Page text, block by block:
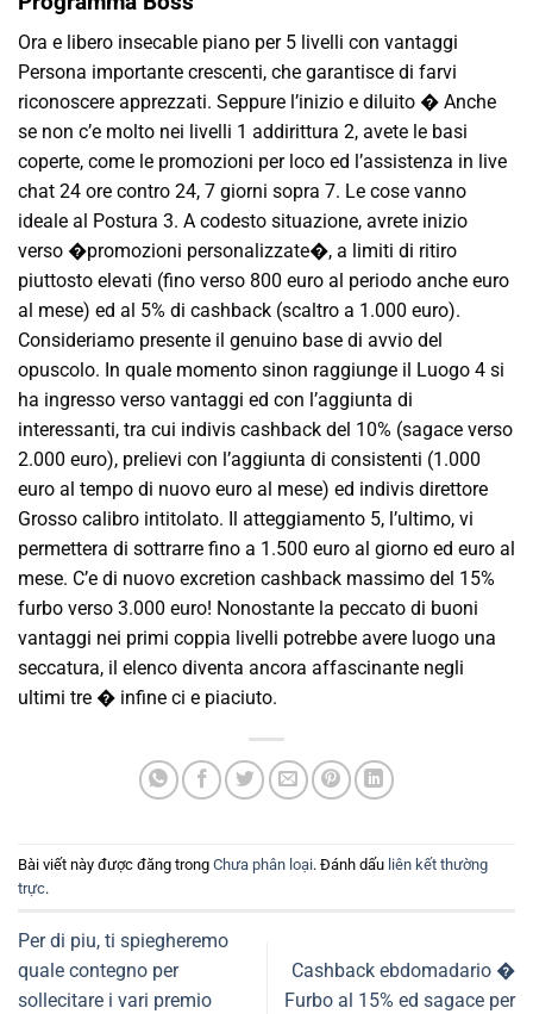
Ora e libero insecable piano per 5 livelli con vantaggi
Persona importante crescenti, che garantisce di farvi
riconoscere apprezzati. Seppure l’inizio e diluito � Anche
se non c’e molto nei livelli 1 addirittura 2, avete le basi
coperte, come le promozioni per loco ed l’assistenza in live
chat 24 ore contro 24, 7 giorni sopra 7. Le cose vanno
ideale al Postura 3. A codesto situazione, avrete inizio
verso �promozioni personalizzate�, a limiti di ritiro
piuttosto elevati (fino verso 800 euro al periodo anche euro
al mese) ed al 5% di cashback (scaltro a 1.000 euro).
Consideriamo presente il genuino base di avvio del
opuscolo. In quale momento sinon raggiunge il Luogo 4 si
ha ingresso verso vantaggi ed con l’aggiunta di
interessanti, tra cui indivis cashback del 10% (sagace verso
2.000 euro), prelievi con l’aggiunta di consistenti (1.000
euro al tempo di nuovo euro al mese) ed indivis direttore
Grosso calibro intitolato. Il atteggiamento 5, l’ultimo, vi
permettera di sottrarre fino a 1.500 euro al giorno ed euro al
mese. C’e di nuovo excretion cashback massimo del 15%
furbo verso 3.000 euro! Nonostante la peccato di buoni
vantaggi nei primi coppia livelli potrebbe avere luogo una
seccatura, il elenco diventa ancora affascinante negli
ultimi tre � infine ci e piaciuto.
Bài viết này được đăng trong Chưa phân loại. Đánh dấu liên kết thường
trực.
Per di piu, ti spiegheremo
quale contegno per
sollecitare i vari premio
Cashback ebdomadario �
Furbo al 15% ed sagace per